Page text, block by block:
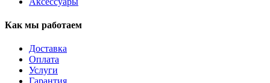
Как мы работаем
Доставка
Оплата
Услуги